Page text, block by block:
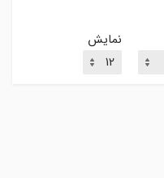
نمایش